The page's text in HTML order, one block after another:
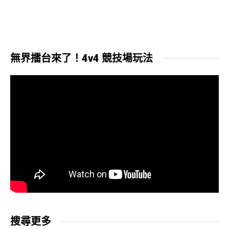
無界擂台來了！4v4 競技場玩法
搜尋更多